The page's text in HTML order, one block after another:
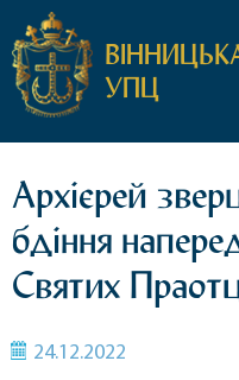
УПЦ
Архієрей
бдіння
Святих
24.12.2022